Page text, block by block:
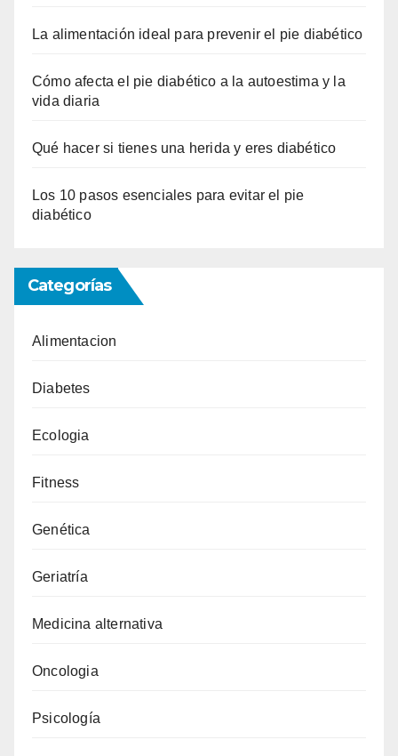
La alimentación ideal para prevenir el pie diabético
Cómo afecta el pie diabético a la autoestima y la
vida diaria
Qué hacer si tienes una herida y eres diabético
Los 10 pasos esenciales para evitar el pie
diabético
Categorías
Alimentacion
Diabetes
Ecologia
Fitness
Genética
Geriatría
Medicina alternativa
Oncologia
Psicología